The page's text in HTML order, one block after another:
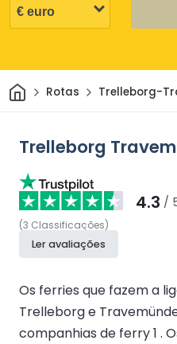
CasaRotas Trelleborg-
Trelleborg
4.3 /
(3 Classificações)
Ler avaliações
Os ferries que fazem a
Trelleborg e
companhias de ferry 1 .